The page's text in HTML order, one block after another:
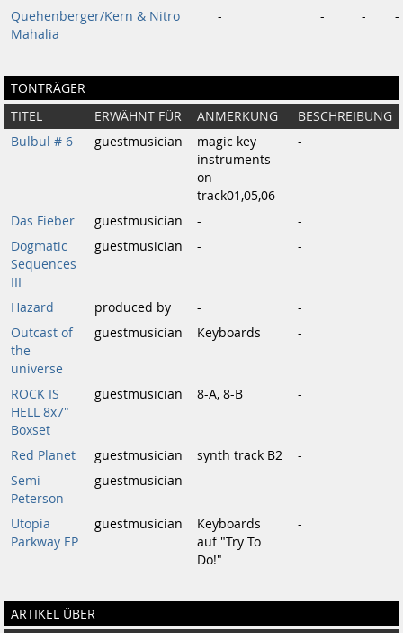
Quehenberger/Kern & Nitro
Mahalia
- - - -
TONTRÄGER
TITEL ERWÄHNT FÜR ANMERKUNG
BESCHREIBUNG
Bulbul # 6
guestmusician
magic key
instruments
on
track01,05,06
-
Das Fieber guestmusician -
-
Dogmatic
Sequences
III
guestmusician - -
Hazard produced by -
-
Outcast of
the
universe
guestmusician Keyboards -
ROCK IS
HELL 8x7"
Boxset
guestmusician 8-A, 8-B -
Red Planet guestmusician synth track B2
-
Semi
Peterson
guestmusician - -
Utopia
Parkway EP
guestmusician
Keyboards
auf "Try To
Do!"
-
ARTIKEL ÜBER